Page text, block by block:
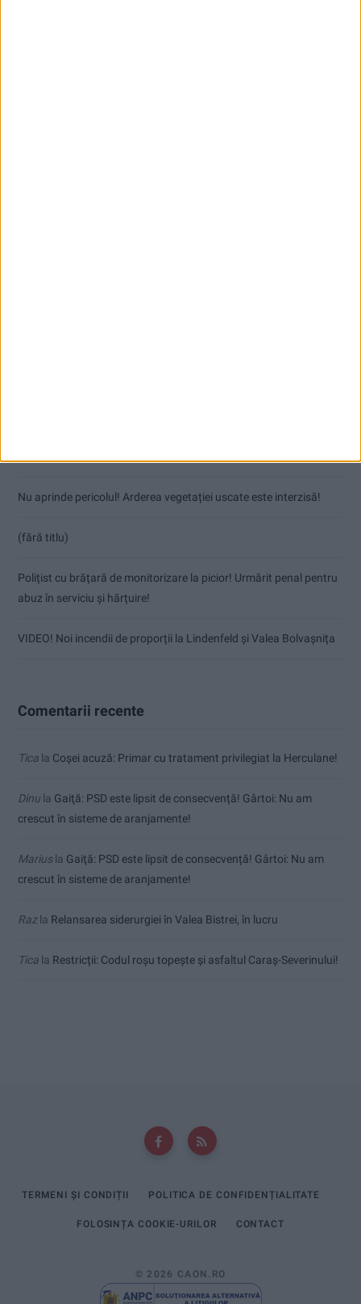
Nu aprinde pericolul! Arderea vegetației uscate este interzisă!
(fără titlu)
Polițist cu brățară de monitorizare la picior! Urmărit penal pentru
abuz în serviciu și hărțuire!
VIDEO! Noi incendii de proporții la Lindenfeld și Valea Bolvașnița
Comentarii recente
Tica la Coșei acuză: Primar cu tratament privilegiat la Herculane!
Dinu la Gaiţă: PSD este lipsit de consecvență! Gârtoi: Nu am
crescut în sisteme de aranjamente!
Mariusla Gaiţă: PSD este lipsit de consecvență! Gârtoi: Nu am
crescut în sisteme de aranjamente!
Razla Relansarea siderurgiei în Valea Bistrei, în lucru
Tica la Restricții: Codul roșu topește și asfaltul Caraș-Severinului!
TERMENI ȘI CONDIȚII POLITICA DE CONFIDENȚIALITATE
FOLOSINȚA COOKIE-URILOR CONTACT
© 2026 CAON.RO